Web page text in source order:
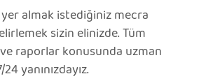
almak istediğiniz mecra
sizin elinizde. Tüm
ve raporlar konusunda uzman
yanınızdayız.